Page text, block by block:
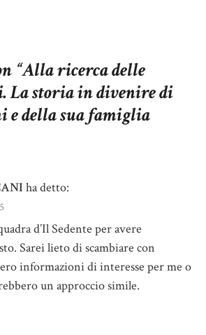
“Alla ricerca delle
La storia in divenire di
e della sua famiglia
ha detto:
d’Il Sedente per avere
Sarei lieto di scambiare con
informazioni di interesse per me o
un approccio simile.